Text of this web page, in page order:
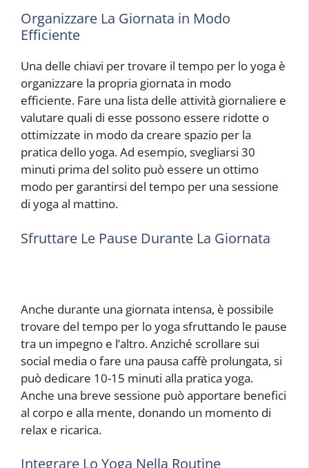
Organizzare La Giornata in Modo
Efficiente
Una delle chiavi per trovare il tempo per lo yoga è
organizzare la propria giornata in modo
efficiente. Fare una lista delle attività giornaliere e
valutare quali di esse possono essere ridotte o
ottimizzate in modo da creare spazio per la
pratica dello yoga. Ad esempio, svegliarsi 30
minuti prima del solito può essere un ottimo
modo per garantirsi del tempo per una sessione
di yoga al mattino.
Sfruttare Le Pause Durante La Giornata
Anche durante una giornata intensa, è possibile
trovare del tempo per lo yoga sfruttando le pause
tra un impegno e l’altro. Anziché scrollare sui
social media o fare una pausa caffè prolungata, si
può dedicare 10-15 minuti alla pratica yoga.
Anche una breve sessione può apportare benefici
al corpo e alla mente, donando un momento di
relax e ricarica.
Integrare Lo Yoga Nella Routine